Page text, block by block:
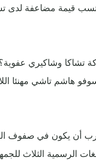
تشاكا وشاكيري عفوية؟
هاشم تاشي مهنئا
أن يكون في صفوف